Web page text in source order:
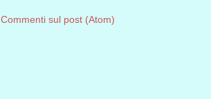
Commenti sul post (Atom)